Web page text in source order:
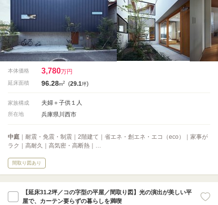
本体価格 3,780万円
延床面積 96.28m2 (29.1坪)
家族構成 夫婦＋子供１人
所在地 兵庫県川西市
中庭 ｜耐震・免震・制震｜2階建て｜省エネ・創エネ・エコ（eco）｜家事が
ラク｜高耐久｜高気密・高断熱｜…
間取り図あり
【延床31.2坪／コの字型の平屋／間取り図】光の演出が美しい平
屋で、カーテン要らずの暮らしを満喫